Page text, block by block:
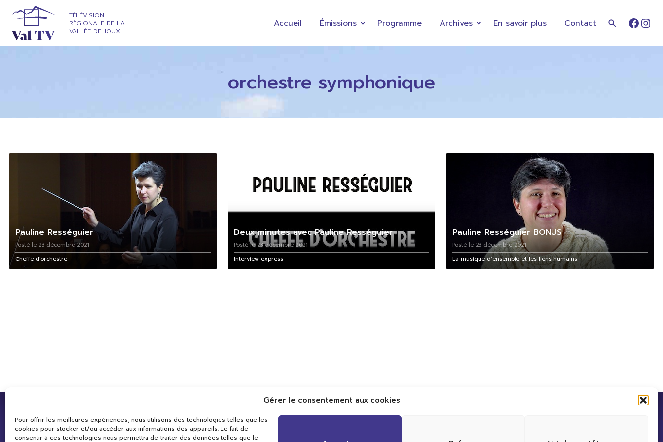
Gérer le consentement aux cookies
Pour offrir les meilleures expériences, nous utilisons des technologies telles que les
cookies pour stocker et/ou accéder aux informations des appareils. Le fait de
consentir à ces technologies nous permettra de traiter des données telles que le
TÉLÉVISION
RÉGIONALE DE LA
VALLÉE DE JOUX
Accueil Émissions Programme Archives En savoir plus Contact
orchestre symphonique
Pauline Rességuier
Posté le 23 décembre 2021
Cheffe d'orchestre
Deux minutes avec Pauline Rességuier
Posté le 23 décembre 2021
Interview express
Pauline Rességuier BONUS
Posté le 23 décembre 2021
La musique d’ensemble et les liens humains
Val TV